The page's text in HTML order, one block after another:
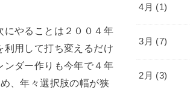
にやることは２００４年
用して打ち変えるだけ
ンダー作りも今年で４年
、年々選択肢の幅が狭
4月 (1)
3月 (7)
2月 (3)